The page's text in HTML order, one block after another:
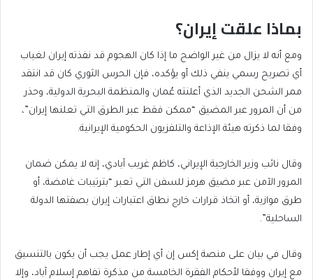
بماذا علقت إيران؟
ومع أنه لا يزال من غير الواضح ما إذا كان الهجوم قد نفذته إيران لغياب
أي تصريح رسمي ينفي ذلك أو يؤكده، فإن الحرس الثوري كان قد انتقد
ممر الشحن الجديد الذي أعلنته عُمان والمنظمة البحرية الدولية، وحذر
من أن المرور عبر المضيق “ممكن فقط عبر الطرق التي تعلنها إيران”،
وفقا لما ذكرته هيئة الإذاعة والتلفزيون الحكومية الإيرانية.
وقال نائب وزير الخارجية الإيراني، كاظم غريب آبادي، إنه لا يمكن ضمان
المرور الآمن عبر مضيق هرمز للسفن التي تعبر “بترتيبات غامضة، أو
طرق موازية، أو اتخاذ قرارات خارج نطاق اعتبارات إيران بصفتها الدولة
الساحلية”.
وقال في بيان على منصة إكس إن أي إطار عمل يجب أن يكون بالتنسيق
مع إيران ووفقا لأحكام الفقرة الخامسة من مذكرة تفاهم إسلام آباد، وإلا